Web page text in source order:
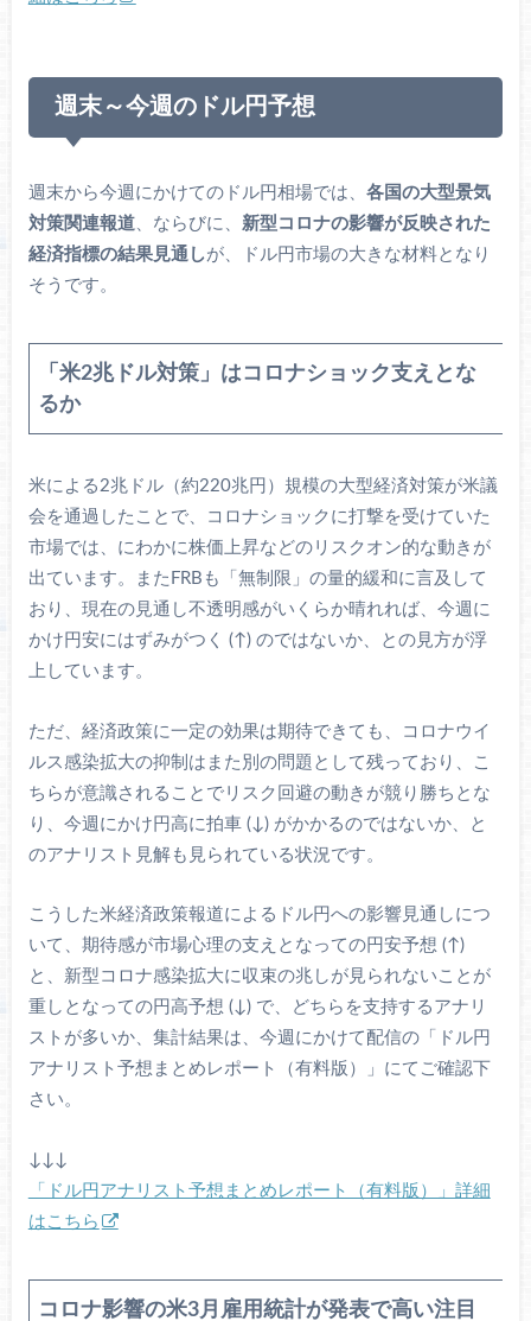
週末～今週のドル円予想
週末から今週にかけてのドル円相場では、 各国の大型景気
対策関連報道、ならびに、 新型コロナの影響が反映された
経済指標の結果見通しが、ドル円市場の大きな材料となり
そうです。
「米2兆ドル対策」はコロナショック支えとな
るか
米による2兆ドル（約220兆円）規模の大型経済対策が米議
会を通過したことで、コロナショックに打撃を受けていた
市場では、にわかに株価上昇などのリスクオン的な動きが
出ています。またFRBも「無制限」の量的緩和に言及して
おり、現在の見通し不透明感がいくらか晴れれば、今週に
かけ円安にはずみがつく (↑) のではないか、との見方が浮
上しています。
ただ、経済政策に一定の効果は期待できても、コロナウイ
ルス感染拡大の抑制はまた別の問題として残っており、こ
ちらが意識されることでリスク回避の動きが競り勝ちとな
り、今週にかけ円高に拍車 (↓) がかかるのではないか、と
のアナリスト見解も見られている状況です。
こうした米経済政策報道によるドル円への影響見通しにつ
いて、期待感が市場心理の支えとなっての円安予想 (↑)
と、新型コロナ感染拡大に収束の兆しが見られないことが
重しとなっての円高予想 (↓) で、どちらを支持するアナリ
ストが多いか、集計結果は、今週にかけて配信の「ドル円
アナリスト予想まとめレポート（有料版）」にてご確認下
さい。
↓↓↓
「ドル円アナリスト予想まとめレポート（有料版）」詳細
はこちら
コロナ影響の米3月雇用統計が発表で高い注目